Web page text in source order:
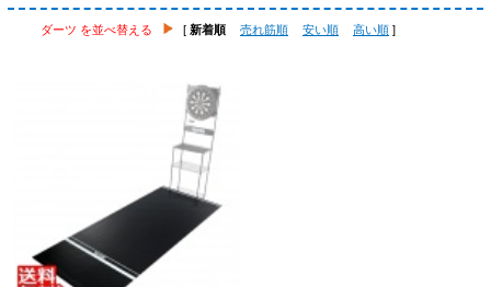
ダーツ を並べ替える [ 新着順 売れ筋順 安い順 高い順 ]